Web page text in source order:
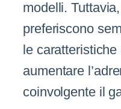
modelli.
preferiscono
le
aumentare
coinvolgente il